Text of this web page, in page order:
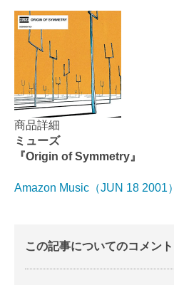
商品詳細
ミューズ
『Origin of Symmetry』
Amazon Music（JUN 18 2001）
この記事についてのコメント